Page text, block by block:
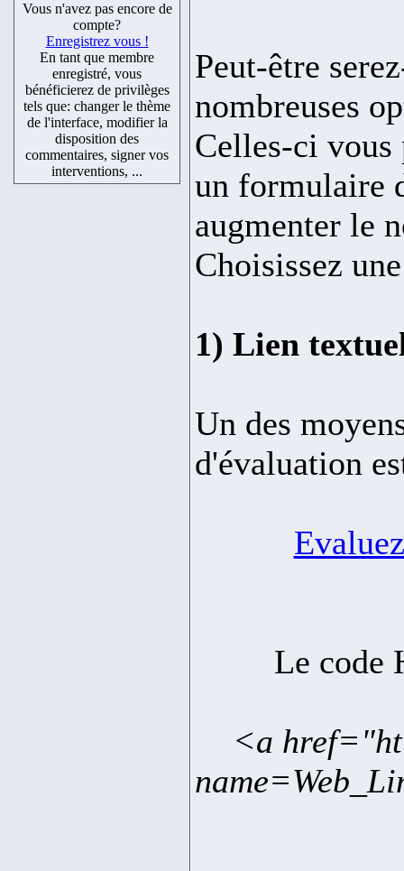
Vous n'avez pas encore de
compte?
Enregistrez vous !
En tant que membre
enregistré, vous
bénéficierez de privilèges
tels que: changer le thème
de l'interface, modifier la
disposition des
commentaires, signer vos
interventions, ...
Peut-être
nombreuses
Celles-ci vous
un formulaire
augmenter le
Choisissez
1) Lien
Un des
d'évaluation
Le code
<a